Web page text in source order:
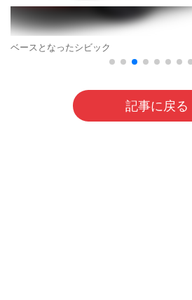
ベースとなったシビック
記事に戻る